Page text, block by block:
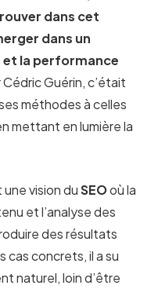
dans cet
dans un
et la performance
Cédric Guérin, c’était
méthodes à celles
mettant en lumière la
vision duSEOoù la
et l’analyse des
des résultats
cas concrets, il a su
naturel, loin d’être